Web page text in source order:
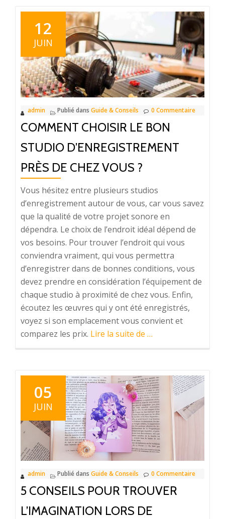
12
JUIN
admin Publié dans Guide & Conseils 0 Commentaire
COMMENT CHOISIR LE BON
STUDIO D’ENREGISTREMENT
PRÈS DE CHEZ VOUS ?
Vous hésitez entre plusieurs studios
d’enregistrement autour de vous, car vous savez
que la qualité de votre projet sonore en
dépendra. Le choix de l’endroit idéal dépend de
vos besoins. Pour trouver l’endroit qui vous
conviendra vraiment, qui vous permettra
d’enregistrer dans de bonnes conditions, vous
devez prendre en considération l’équipement de
chaque studio à proximité de chez vous. Enfin,
écoutez les œuvres qui y ont été enregistrés,
voyez si son emplacement vous convient et
comparez les prix. Lire la suite de à
bon
studio
d’enregistrement
près
de
chez
vous
?
…
05
JUIN
admin Publié dans Guide & Conseils 0 Commentaire
5 CONSEILS POUR TROUVER
L’IMAGINATION LORS DE